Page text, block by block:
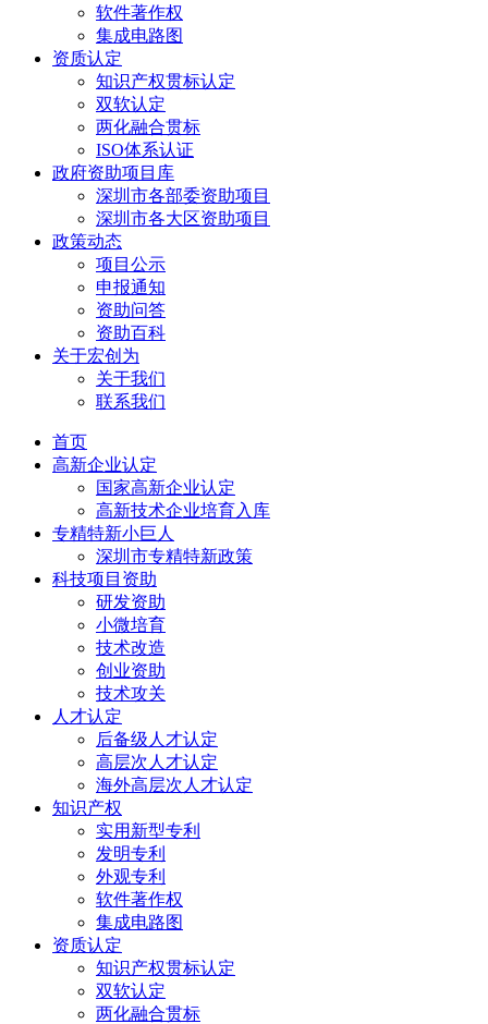
软件著作权
集成电路图
资质认定
知识产权贯标认定
双软认定
两化融合贯标
ISO体系认证
政府资助项目库
深圳市各部委资助项目
深圳市各大区资助项目
政策动态
项目公示
申报通知
资助问答
资助百科
关于宏创为
关于我们
联系我们
首页
高新企业认定
国家高新企业认定
高新技术企业培育入库
专精特新小巨人
深圳市专精特新政策
科技项目资助
研发资助
小微培育
技术改造
创业资助
技术攻关
人才认定
后备级人才认定
高层次人才认定
海外高层次人才认定
知识产权
实用新型专利
发明专利
外观专利
软件著作权
集成电路图
资质认定
知识产权贯标认定
双软认定
两化融合贯标